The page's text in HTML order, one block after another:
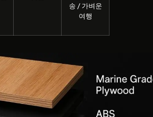
송 / 가벼운
여행